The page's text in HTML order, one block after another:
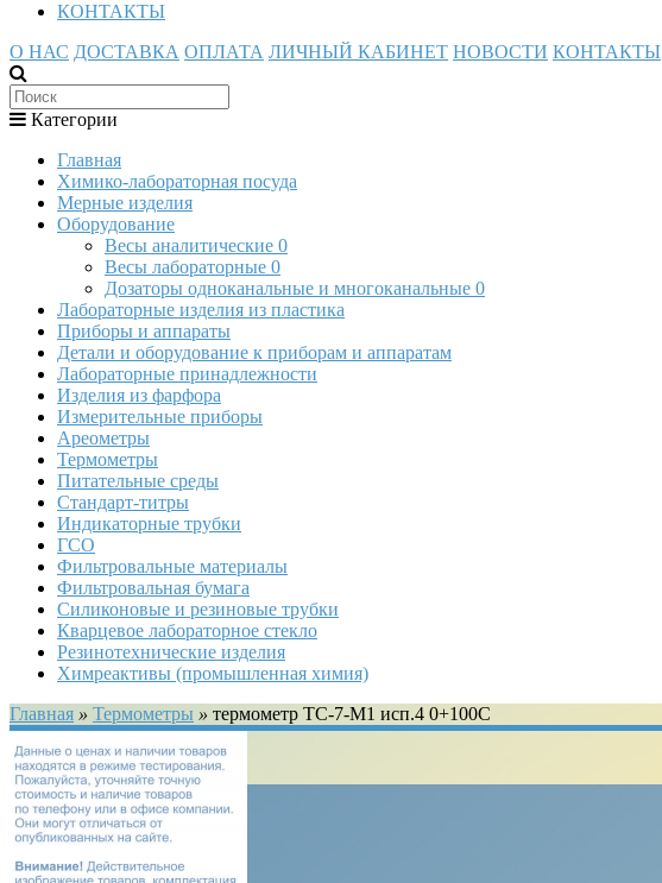
КОНТАКТЫ
О НАС ДОСТАВКА ОПЛАТА ЛИЧНЫЙ КАБИНЕТ НОВОСТИ КОНТАКТЫ
Категории
Главная
Химико-лабораторная посуда
Мерные изделия
Оборудование
Весы аналитические 0
Весы лабораторные 0
Дозаторы одноканальные и многоканальные 0
Лабораторные изделия из пластика
Приборы и аппараты
Детали и оборудование к приборам и аппаратам
Лабораторные принадлежности
Изделия из фарфора
Измерительные приборы
Ареометры
Термометры
Питательные среды
Стандарт-титры
Индикаторные трубки
ГСО
Фильтровальные материалы
Фильтровальная бумага
Силиконовые и резиновые трубки
Кварцевое лабораторное стекло
Резинотехнические изделия
Химреактивы (промышленная химия)
Главная » Термометры » термометр ТС-7-М1 исп.4 0+100С